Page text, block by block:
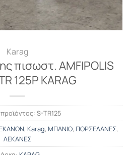
Karag
πισωστ. AMFIPOLIS
125P KARAG
S-TR125
, Karag, ΜΠΑΝΙΟ, ΠΟΡΣΕΛΑΝΕΣ,
ΛΕΚΑΝΕΣ